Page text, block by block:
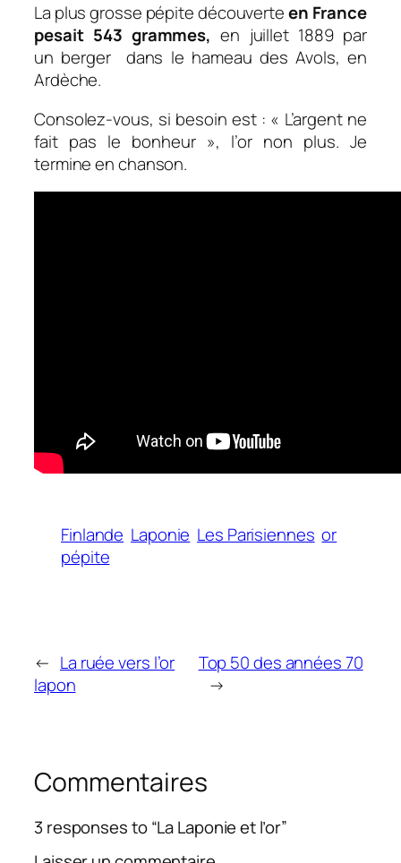
La plus grosse pépite découverteen France
pesait 543 grammes,en juillet 1889 par
un berger dans le hameau des Avols, en
Ardèche.
Consolez-vous, si besoin est : « L’argent ne
fait pas le bonheur », l’or non plus. Je
termine en chanson.
Finlande Laponie Les Parisiennes or
pépite
← La ruée vers l’or
lapon
Top 50 des années 70
→
Commentaires
3 responses to “La Laponie et l’or”